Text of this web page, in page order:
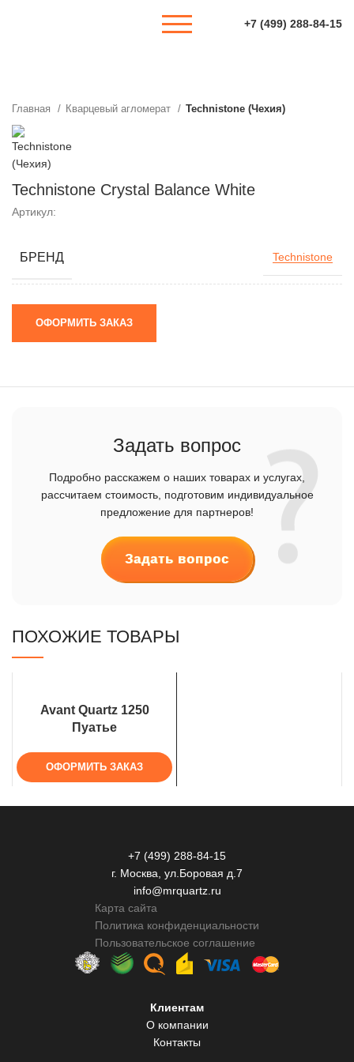
+7 (499) 288-84-15
Главная Кварцевый агломерат Technistone (Чехия)
Technistone Crystal Balance White
Артикул:
БРЕНД Technistone
ОФОРМИТЬ ЗАКАЗ
Задать вопрос
Подробно расскажем о наших товарах и услугах,
рассчитаем стоимость, подготовим индивидуальное
предложение для партнеров!
Задать вопрос
ПОХОЖИЕ ТОВАРЫ
Avant Quartz 1250
Пуатье
ОФОРМИТЬ ЗАКАЗ
+7 (499) 288-84-15
г. Москва, ул.Боровая д.7
info@mrquartz.ru
Карта сайта
Политика конфиденциальности
Пользовательское соглашение
Клиентам
О компании
Контакты